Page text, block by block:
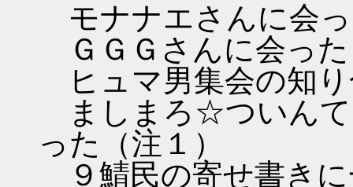
モナナエさんに会
ＧＧＧさんに会った
ヒュマ男集会の知
ましまろ☆ついんて
った（注１）
９鯖民の寄せ書き